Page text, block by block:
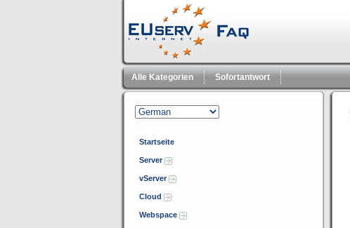
Alle Kategorien Sofortantwort
Startseite
Server
vServer
Cloud
Webspace